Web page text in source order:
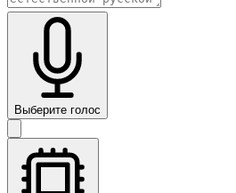
Выберите голос